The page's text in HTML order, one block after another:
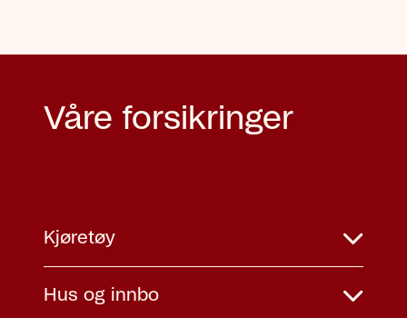
Våre forsikringer
Kjøretøy
Hus og innbo